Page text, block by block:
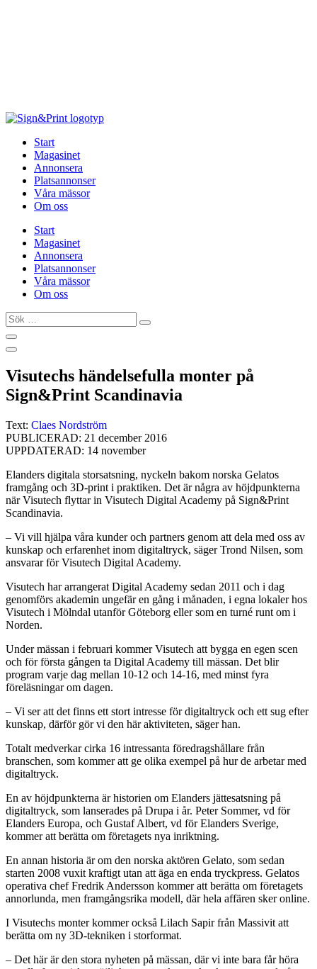
Start
Magasinet
Annonsera
Platsannonser
Våra mässor
Om oss
Start
Magasinet
Annonsera
Platsannonser
Våra mässor
Om oss
Sök
…
Visutechs händelsefulla monter på
Sign&Print Scandinavia
Text: Claes Nordström
PUBLICERAD: 21 december 2016
UPPDATERAD: 14 november
Elanders digitala storsatsning, nyckeln bakom norska Gelatos
framgång och 3D-print i praktiken. Det är några av höjdpunkterna
när Visutech flyttar in Visutech Digital Academy på Sign&Print
Scandinavia.
– Vi vill hjälpa våra kunder och partners genom att dela med oss av
kunskap och erfarenhet inom digitaltryck, säger Trond Nilsen, som
ansvarar för Visutech Digital Academy.
Visutech har arrangerat Digital Academy sedan 2011 och i dag
genomförs akademin ungefär en gång i månaden, i egna lokaler hos
Visutech i Mölndal utanför Göteborg eller som en turné runt om i
Norden.
Under mässan i februari kommer Visutech att bygga en egen scen
och för första gången ta Digital Academy till mässan. Det blir
program varje dag mellan 10-12 och 14-16, med minst fyra
föreläsningar om dagen.
– Vi ser att det finns ett stort intresse för digitaltryck och ett sug efter
kunskap, därför gör vi den här aktiviteten, säger han.
Totalt medverkar cirka 16 intressanta föredragshållare från
branschen, som kommer att ge olika exempel på hur de arbetar med
digitaltryck.
En av höjdpunkterna är historien om Elanders jättesatsning på
digitaltryck, som lanserades på Drupa i år. Peter Sommer, vd för
Elanders Europa, och Gustaf Albert, vd för Elanders Sverige,
kommer att berätta om företagets nya inriktning.
En annan historia är om den norska aktören Gelato, som sedan
starten 2008 vuxit kraftigt utan att äga en enda tryckpress. Gelatos
operativa chef Fredrik Andersson kommer att berätta om företagets
annorlunda, men framgångsrika modell, där hela affären sker online.
I Visutechs monter kommer också Lilach Sapir från Massivit att
berätta om ny 3D-tekniken i storformat.
– Det här är den stora nyheten på mässan, där vi inte bara får höra